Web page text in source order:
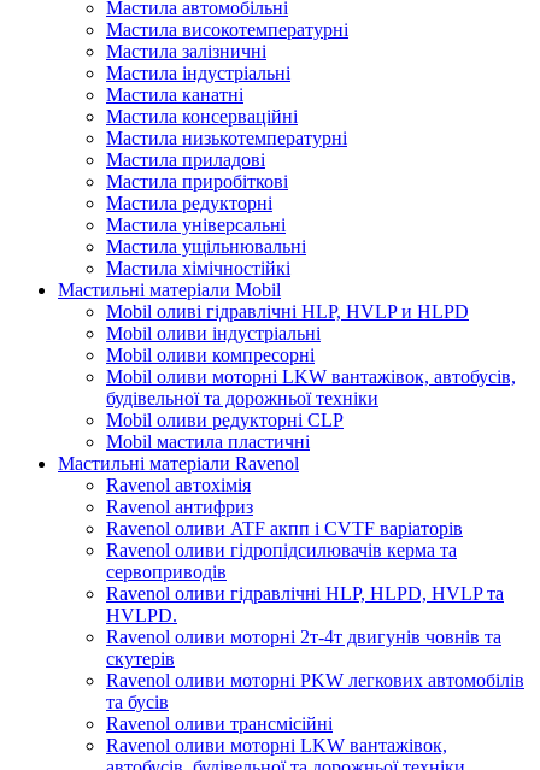
Мастила автомобільні
Мастила високотемпературні
Мастила залізничні
Мастила індустріальні
Мастила канатні
Мастила консерваційні
Мастила низькотемпературні
Мастила приладові
Мастила приробіткові
Мастила редукторні
Мастила універсальні
Мастила ущільнювальні
Мастила хімічностійкі
Мастильні матеріали Mobil
Mobil оливі гідравлічні HLP, HVLP и HLPD
Mobil оливи індустріальні
Mobil оливи компресорні
Mobil оливи моторні LKW вантажівок, автобусів,
будівельної та дорожньої техніки
Mobil оливи редукторні CLP
Mobil мастила пластичні
Мастильні матеріали Ravenol
Ravenol автохімія
Ravenol антифриз
Ravenol оливи ATF акпп і CVTF варіаторів
Ravenol оливи гідропідсилювачів керма та
сервоприводів
Ravenol оливи гідравлічні HLP, HLPD, HVLP та
HVLPD.
Ravenol оливи моторні 2т-4т двигунів човнів та
скутерів
Ravenol оливи моторні PKW легкових автомобілів
та бусів
Ravenol оливи трансмісійні
Ravenol оливи моторні LKW вантажівок,